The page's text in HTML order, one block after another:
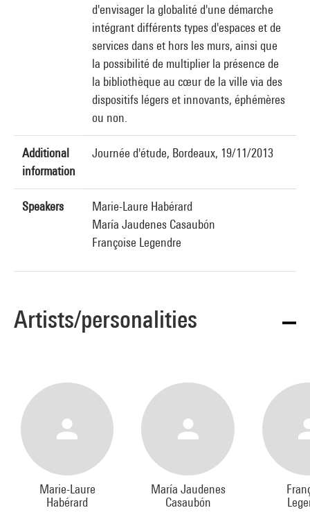
d'envisager la globalité d'une démarche
intégrant différents types d'espaces et de
services dans et hors les murs, ainsi que
la possibilité de multiplier la présence de
la bibliothèque au cœur de la ville via des
dispositifs légers et innovants, éphémères
ou non.
Additional
information
Journée d'étude, Bordeaux, 19/11/2013
Speakers
Marie-Laure Habérard
María Jaudenes Casaubón
Françoise Legendre
Artists/personalities
Marie-Laure
Habérard
María Jaudenes
Casaubón